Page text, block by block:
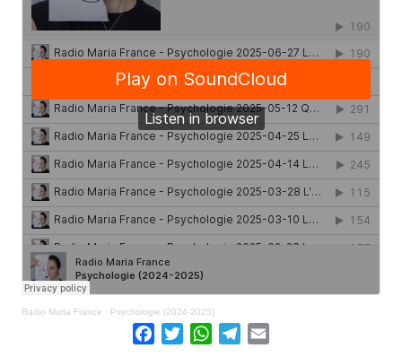
Radio Maria France · Psychologie (2024-2025)
Facebook
TwitterWhatsApp
Telegram